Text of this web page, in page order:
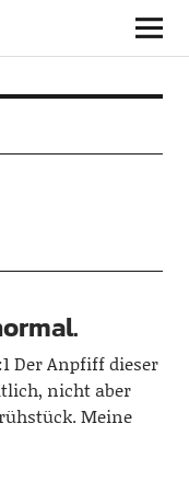
Der Anpfiff dieser
nicht aber
Meine